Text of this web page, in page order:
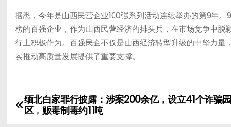
据悉，今年是山西民营企业100强系列活动连续举办的第9年
榜的百强企业，作为山西民营经济的排头兵，在市场竞争中
行上积极作为。百强民企不仅是山西经济转型升级的中坚力
实推动高质量发展提供了重要支撑。
文缅北白家罪行披露：涉案200余亿，设立41个诈骗园
区，贩毒制毒约11吨